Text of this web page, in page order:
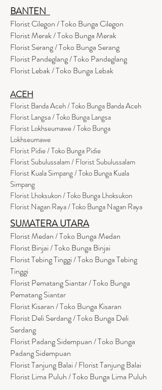
BANTEN
Florist Cilegon / Toko Bunga Cilegon
Florist Merak / Toko Bunga Merak
Florist Serang / Toko Bunga Serang
Florist Pandeglang / Toko Pandeglang
Florist Lebak / Toko Bunga Lebak
ACEH
Florist Banda Aceh / Toko Bunga Banda Aceh
Florist Langsa / Toko Bunga Langsa
Florist Lokhseumawe / Toko Bunga
Lokhseumawe
Florist Pidie / Toko Bunga Pidie
Florist Subulussalam / Florist Subulussalam
Florist Kuala Simpang / Toko Bunga Kuala
Simpang
Florist Lhoksukon / Toko Bunga Lhoksukon
Florist Nagan Raya / Toko Bunga Nagan Raya
SUMATERA UTARA
Florist Medan / Toko Bunga Medan
Florist Binjai / Toko Bunga Binjai
Florist Tebing Tinggi / Toko Bunga Tebing
Tinggi
Florist Pematang Siantar / Toko Bunga
Pematang Siantar
Florist Kisaran / Toko Bunga Kisaran
Florist Deli Serdang / Toko Bunga Deli
Serdang
Florist Padang Sidempuan / Toko Bunga
Padang Sidempuan
Florist Tanjung Balai / Florist Tanjung Balai
Florist Lima Puluh / Toko Bunga Lima Puluh